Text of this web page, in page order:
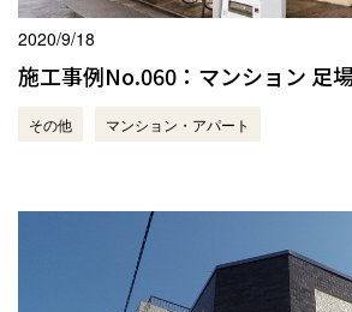
2020/9/18
施工事例No.060：マンション 足
その他 マンション・アパート